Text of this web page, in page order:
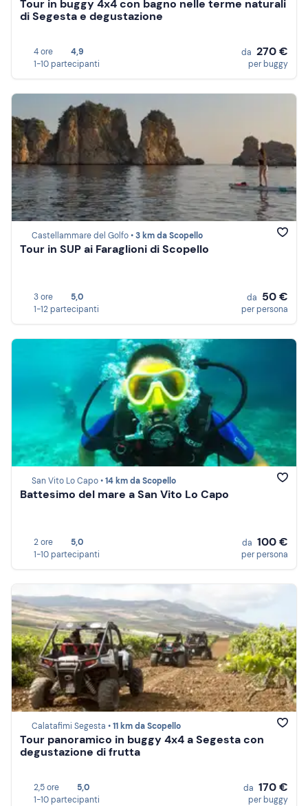
Tour in buggy 4x4 con bagno nelle terme naturali
di Segesta e degustazione
4 ore
4,9
1-10 partecipanti
da 270 €
per buggy
Castellammare del Golfo •3 km da Scopello
Tour in SUP ai Faraglioni di Scopello
3 ore
5,0
1-12 partecipanti
da 50 €
per persona
San Vito Lo Capo •14 km da Scopello
Battesimo del mare a San Vito Lo Capo
2 ore
5,0
1-10 partecipanti
da 100 €
per persona
Calatafimi Segesta •11 km da Scopello
Tour panoramico in buggy 4x4 a Segesta con
degustazione di frutta
2,5 ore
5,0
1-10 partecipanti
da 170 €
per buggy